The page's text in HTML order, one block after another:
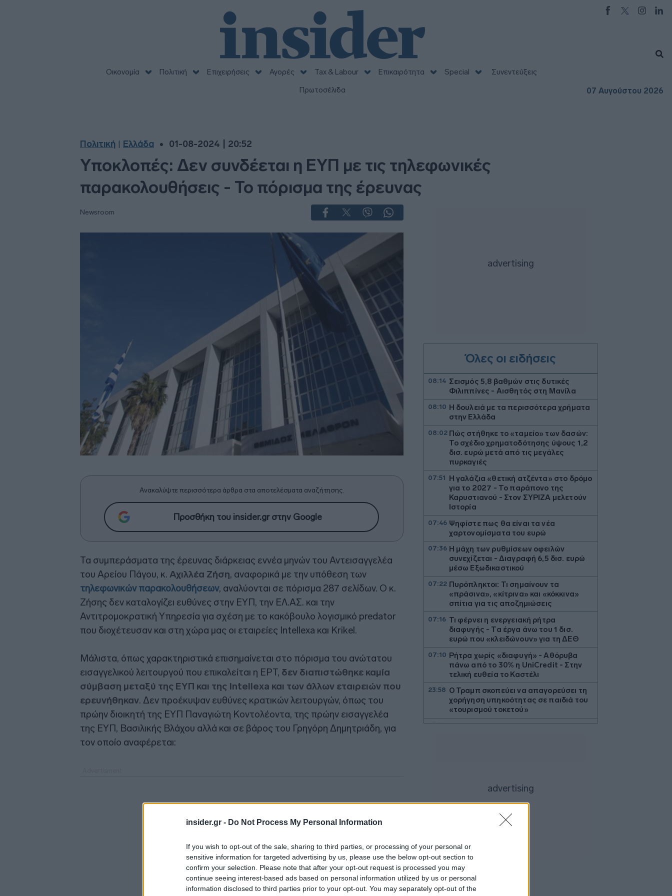
insider.gr - Do Not Process My Personal Information
If you wish to opt-out of the sale, sharing to third parties, or processing of your personal or
sensitive information for targeted advertising by us, please use the below opt-out section to
confirm your selection. Please note that after your opt-out request is processed you may
continue seeing interest-based ads based on personal information utilized by us or personal
information disclosed to third parties prior to your opt-out. You may separately opt-out of the
Οικονομία Πολιτική Επιχειρήσεις Αγορές Tax & Labour Επικαιρότητα Special
Συνεντεύξεις
Πρωτοσέλιδα
07 Αυγούστου 2026
Πολιτική Ελλάδα 01-08-2024 | 20:52
Υποκλοπές: Δεν συνδέεται η ΕΥΠ με τις τηλεφωνικές
παρακολουθήσεις - Το πόρισμα της έρευνας
Newsroom
Ανακαλύψτε περισσότερα άρθρα στα αποτελέσματα αναζήτησης.
Προσθήκη του insider.gr στην Google
Τα συμπεράσματα της έρευνας διάρκειας εννέα μηνών του Αντεισαγγελέα
του Αρείου Πάγου, κ. Αχιλλέα Ζήση, αναφορικά με την υπόθεση των
τηλεφωνικών παρακολουθήσεων, αναλύονται σε πόρισμα 287 σελίδων. Ο κ.
Ζήσης δεν καταλογίζει ευθύνες στην ΕΥΠ, την ΕΛ.ΑΣ. και την
Αντιτρομοκρατική Υπηρεσία για σχέση με το κακόβουλο λογισμικό predator
που διοχέτευσαν και στη χώρα μας οι εταιρείες Intellexa και Krikel.
Μάλιστα, όπως χαρακτηριστικά επισημαίνεται στο πόρισμα του ανώτατου
εισαγγελικού λειτουργού που επικαλείται η ΕΡΤ, δεν διαπιστώθηκε καμία
σύμβαση μεταξύ της ΕΥΠ και της Intellexa και των άλλων εταιρειών που
ερευνήθηκαν. Δεν προέκυψαν ευθύνες κρατικών λειτουργών, όπως του
πρώην διοικητή της ΕΥΠ Παναγιώτη Κοντολέοντα, της πρώην εισαγγελέα
της ΕΥΠ, Βασιλικής Βλάχου αλλά και σε βάρος του Γρηγόρη Δημητριάδη, για
τον οποίο αναφέρεται:
Όλες οι ειδήσεις
08:14 Σεισμός 5,8 βαθμών στις δυτικές
Φιλιππίνες - Αισθητός στη Μανίλα
08:10 Η δουλειά με τα περισσότερα χρήματα
στην Ελλάδα
08:02 Πώς στήθηκε το «ταμείο» των δασών:
Το σχέδιο χρηματοδότησης ύψους 1,2
δισ. ευρώ μετά από τις μεγάλες
πυρκαγιές
07:51 Η γαλάζια «θετική ατζέντα» στο δρόμο
για το 2027 - Το παράπονο της
Καρυστιανού - Στον ΣΥΡΙΖΑ μελετούν
Ιστορία
07:46 Ψηφίστε πως θα είναι τα νέα
χαρτονομίσματα του ευρώ
07:36 Η μάχη των ρυθμίσεων οφειλών
συνεχίζεται - Διαγραφή 6,5 δισ. ευρώ
μέσω Εξωδικαστικού
07:22 Πυρόπληκτοι: Τι σημαίνουν τα
«πράσινα», «κίτρινα» και «κόκκινα»
σπίτια για τις αποζημιώσεις
07:16 Τι φέρνει η ενεργειακή ρήτρα
διαφυγής - Τα έργα άνω του 1 δισ.
ευρώ που «κλειδώνουν» για τη ΔΕΘ
07:10 Ρήτρα χωρίς «διαφυγή» - Αθόρυβα
πάνω από το 30% η UniCredit - Στην
τελική ευθεία το Καστέλι
23:58 Ο Τραμπ σκοπεύει να απαγορεύσει τη
χορήγηση υπηκοότητας σε παιδιά του
«τουρισμού τοκετού»
23:52 Airbnb: Αυξημένα έσοδα στο β’ τρίμηνο
κατάσταση στον πυρηνικό σταθμό στη
Απώλειες στη Wall Street λόγω της
αβεβαιότητας για το Ορμούζ
των επιθέσεων κατά αμάχων σε
Ουκρανία και Ρωσία
22:53
Οι ελληνικές scale-ups επιχειρήσεις
στρέφονται στην ανάπτυξη - Ποια
είναι η μεγαλύτερη πρόκληση